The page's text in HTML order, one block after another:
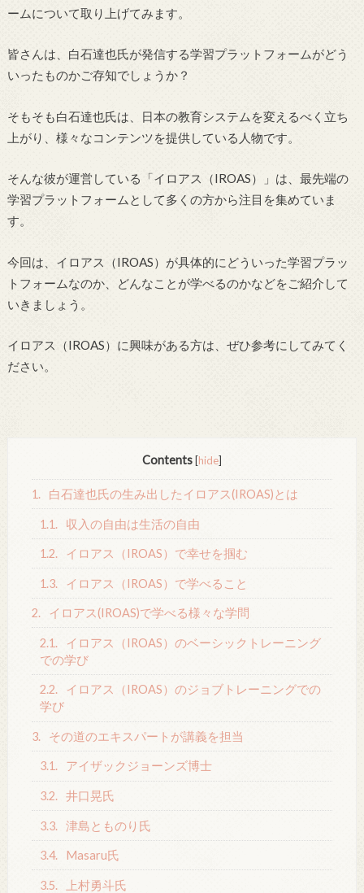
ームについて取り上げてみます。
皆さんは、白石達也氏が発信する学習プラットフォームがどう
いったものかご存知でしょうか？
そもそも白石達也氏は、日本の教育システムを変えるべく立ち
上がり、様々なコンテンツを提供している人物です。
そんな彼が運営している「イロアス（IROAS）」は、最先端の
学習プラットフォームとして多くの方から注目を集めていま
す。
今回は、イロアス（IROAS）が具体的にどういった学習プラッ
トフォームなのか、どんなことが学べるのかなどをご紹介して
いきましょう。
イロアス（IROAS）に興味がある方は、ぜひ参考にしてみてく
ださい。
Contents [hide]
1. 白石達也氏の生み出したイロアス(IROAS)とは
1.1. 収入の自由は生活の自由
1.2. イロアス（IROAS）で幸せを掴む
1.3. イロアス（IROAS）で学べること
2. イロアス(IROAS)で学べる様々な学問
2.1.
イロアス（IROAS）のベーシックトレーニング
での学び
2.2.
イロアス（IROAS）のジョブトレーニングでの
学び
3. その道のエキスパートが講義を担当
3.1. アイザックジョーンズ博士
3.2. 井口晃氏
3.3. 津島とものり氏
3.4. Masaru氏
3.5. 上村勇斗氏